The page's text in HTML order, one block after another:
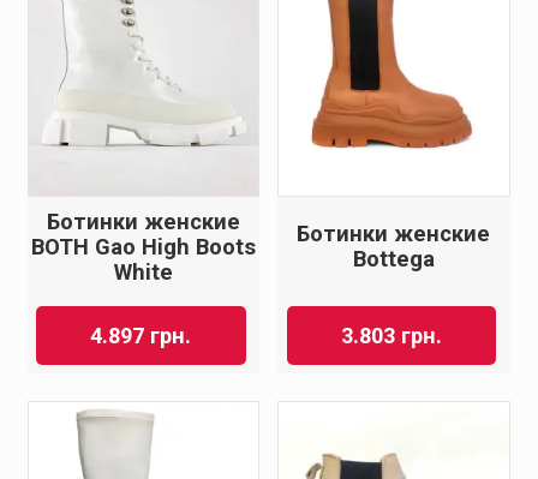
Ботинки женские
BOTH Gao High Boots
White
4.897 грн.
Ботинки женские
Bottеga
3.803 грн.